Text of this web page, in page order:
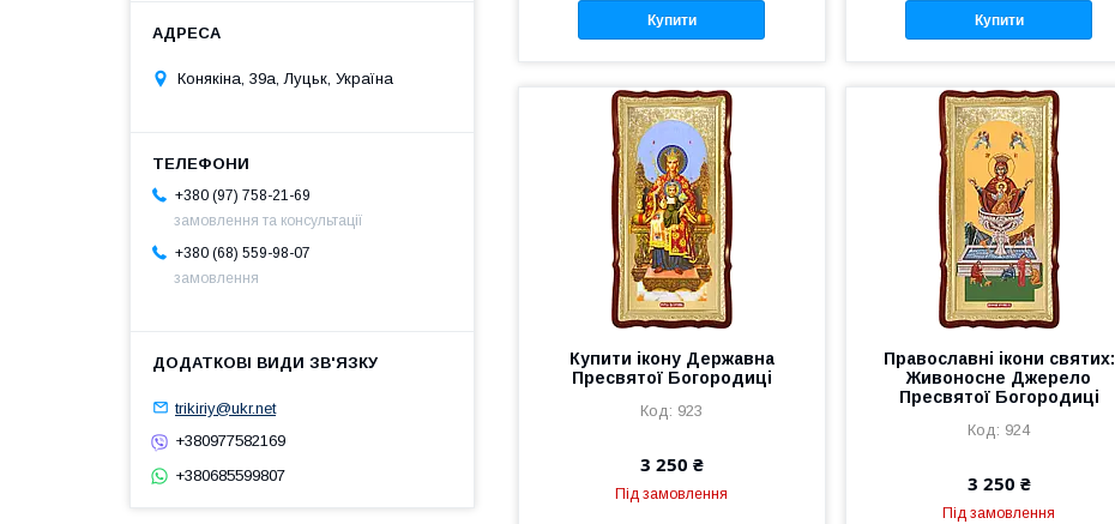
Купити Купити
Купити ікону Державна
Пресвятої Богородиці
923
3 250 ₴
Під замовлення
Православні ікони святих:
Живоносне Джерело
Пресвятої Богородиці
924
3 250 ₴
Під замовлення
Конякіна, 39а, Луцьк, Україна
+380 (97) 758-21-69
замовлення та консультації
+380 (68) 559-98-07
замовлення
trikiriy@ukr.net
+380977582169
+380685599807